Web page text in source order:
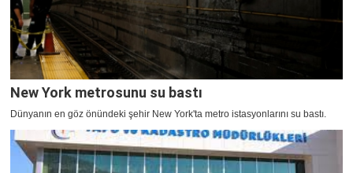
New York metrosunu su bastı
Dünyanın en göz önündeki şehir New York'ta metro istasyonlarını su bastı.